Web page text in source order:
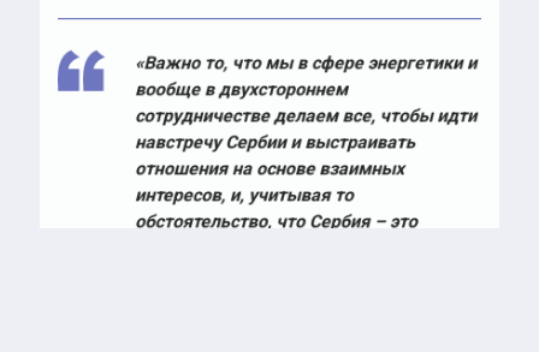
вообще в двухстороннем
сотрудничестве делаем все, чтобы идти
навстречу Сербии и выстраивать
отношения на основе взаимных
интересов, и, учитывая то
обстоятельство, что Сербия – это